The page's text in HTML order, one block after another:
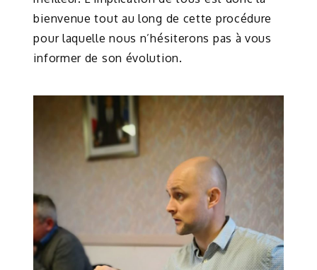
bienvenue tout au long de cette procédure
pour laquelle nous n’hésiterons pas à vous
informer de son évolution.